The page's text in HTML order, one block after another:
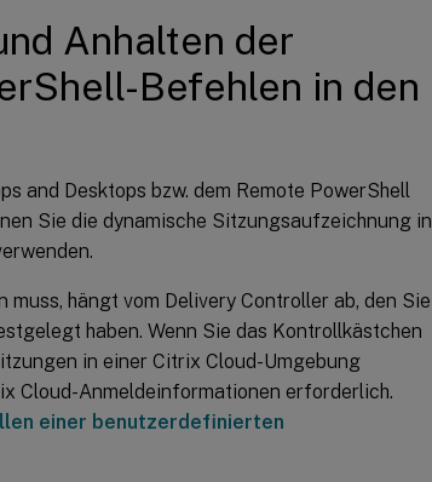
Anhalten der
Befehlen in den
and Desktops bzw. dem Remote PowerShell
Sie die dynamische Sitzungsaufzeichnung in
hängt vom Delivery Controller ab, den Sie
haben. Wenn Sie das Kontrollkästchen
in einer Citrix Cloud-Umgebung
Cloud-Anmeldeinformationen erforderlich.
einer benutzerdefinierten